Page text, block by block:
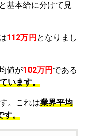
基本給に分けて見
112万円 となりまし
値が102万円 である
います。
。これは業界平均
す。